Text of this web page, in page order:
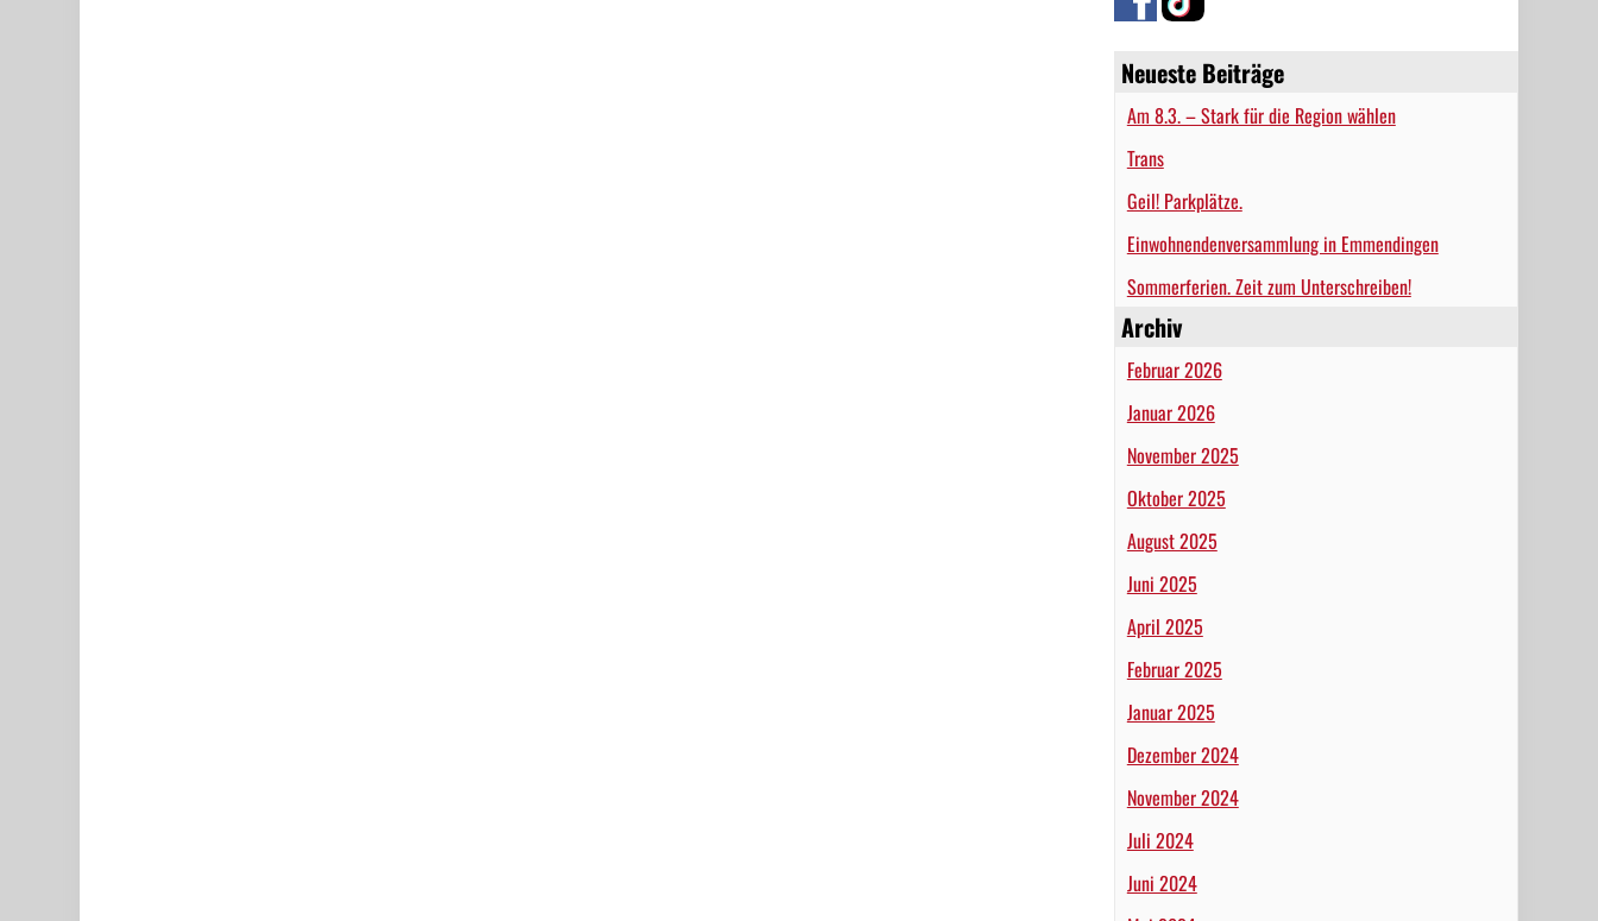
Neueste Beiträge
Am 8.3. – Stark für die Region wählen
Trans
Geil! Parkplätze.
Einwohnendenversammlung in Emmendingen
Sommerferien. Zeit zum Unterschreiben!
Archiv
Februar 2026
Januar 2026
November 2025
Oktober 2025
August 2025
Juni 2025
April 2025
Februar 2025
Januar 2025
Dezember 2024
November 2024
Juli 2024
Juni 2024